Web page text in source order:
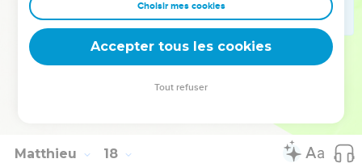
θάλασσαν βάλε ἄγκιστρον καὶ τὸν ἀναβάντα πρῶτον
ἰχθὺν ἆρον, καὶ ἀνοίξας τὸ στόμα αὐτοῦ εὑρήσεις
στατῆρα· ἐκεῖνον λαβὼν δὸς αὐτοῖς ἀντὶ ἐμοῦ καὶ σοῦ.
Hébreu : © Westminster Leningrad Codex - tanach.us --- Grec : © 2010 by the
Matthieu 18
Choisir mes cookies
Accepter tous les cookies
Tout refuser